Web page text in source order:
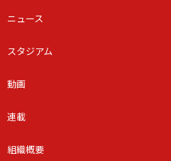
ニュース
スタジアム
動画
連載
組織概要